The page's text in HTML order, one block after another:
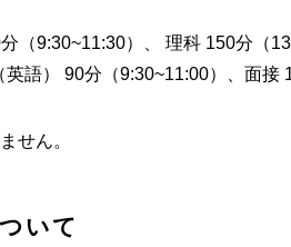
（9:30~11:30）、 理科 150分（
語） 90分（9:30~11:00）、面接
せん。
いて